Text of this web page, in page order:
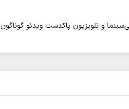
سینما و تلویزیون پاکدست ویدئو گوناگون